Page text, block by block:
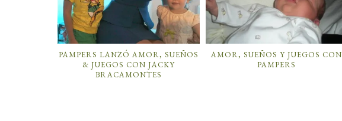
PAMPERS LANZÓ AMOR, SUEÑOS
& JUEGOS CON JACKY
BRACAMONTES
AMOR, SUEÑOS Y JUEGOS CON
PAMPERS